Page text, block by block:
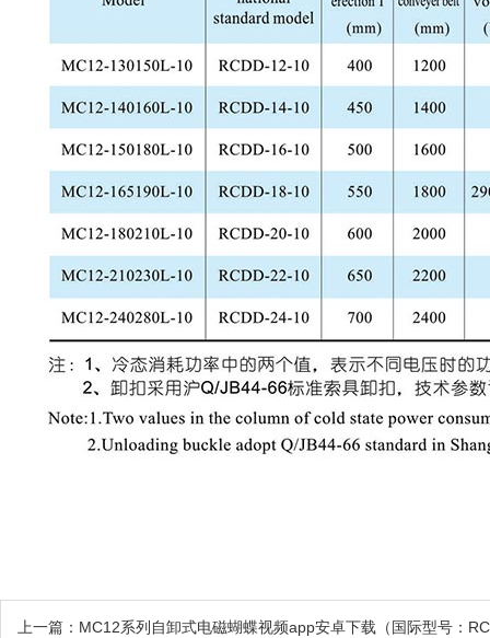
上一篇：MC12系列自卸式电磁蝴蝶视频app安卓下载（国际型号：